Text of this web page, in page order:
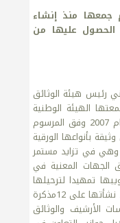
جمعها منذ إنشاء
تم الحصول عليها من
رئيس هيئة الوثائق
الهيئة الوطنية
للوثائق والمحفوظات منذ نشأتها في عام 2007 وفق المرسوم
مليون وثيقة بأنواعها الورقية
وهي في تزايد مستمر
الجهات المعنية في
تمهيدا لترحيلها
إلى الهيئة، وأضاف أن الهيئة وقعت منذ نشأتها على 12مذكرة
الأرشيف والوثائق